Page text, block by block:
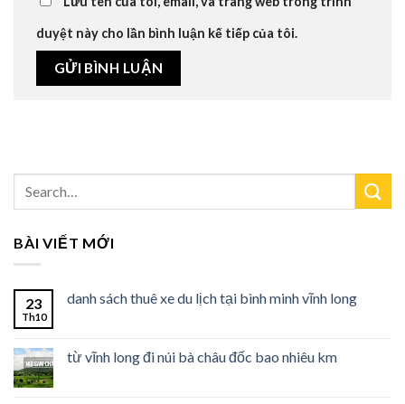
duyệt này cho lần bình luận kế tiếp của tôi.
BÀI VIẾT MỚI
23
Th10
danh sách thuê xe du lịch tại bình minh vĩnh long
từ vĩnh long đi núi bà châu đốc bao nhiêu km